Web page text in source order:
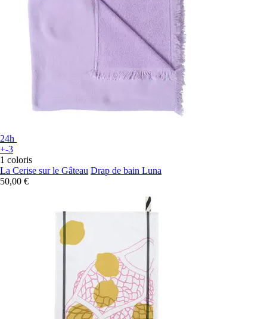
24h
+-3
1 coloris
La Cerise sur le Gâteau Drap de bain Luna
50,00 €